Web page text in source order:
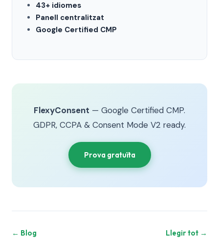
43+ idiomes
Panell centralitzat
Google Certified CMP
FlexyConsent — Google Certified CMP.
GDPR, CCPA & Consent Mode V2 ready.
Prova gratuïta
← Blog Llegir tot →